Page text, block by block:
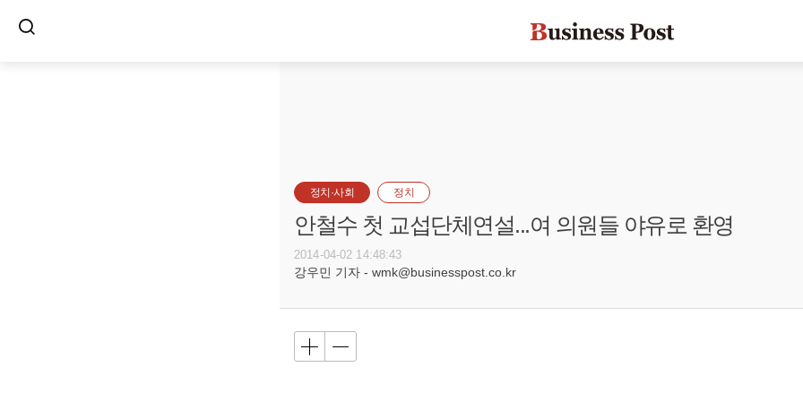
정치·사회 정치
안철수 첫 교섭단체연설...여 의원들 야유로 환영
2014-04-02 14:48:43
강우민 기자 - wmk@businesspost.co.kr